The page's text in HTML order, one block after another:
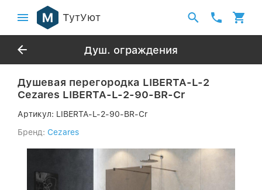
ТутУют
Душ. ограждения
Душевая перегородка LIBERTA-L-2
Cezares LIBERTA-L-2-90-BR-Cr
Артикул: LIBERTA-L-2-90-BR-Cr
Бренд: Cezares